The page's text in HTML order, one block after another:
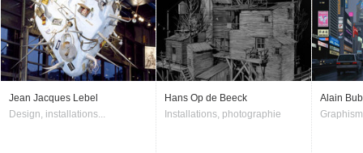
Jean Jacques Lebel
Design, installations...
Hans Op de Beeck
Installations, photographie
Alain